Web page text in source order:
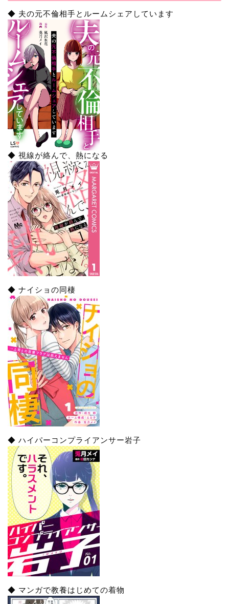
◆ 夫の元不倫相手とルームシェアしています
◆ 視線が絡んで、熱になる
◆ ナイショの同棲
◆ ハイパーコンプライアンサー岩子
◆ マンガで教養はじめての着物